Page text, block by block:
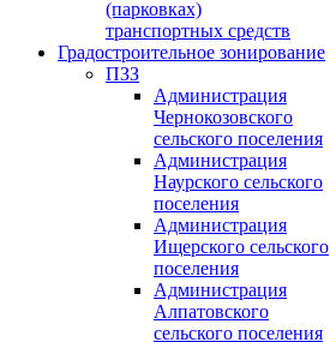
(парковках)
транспортных средств
Градостроительное зонирование
ПЗЗ
Администрация
Чернокозовского
сельского поселения
Администрация
Наурского сельского
поселения
Администрация
Ищерского сельского
поселения
Администрация
Алпатовского
сельского поселения